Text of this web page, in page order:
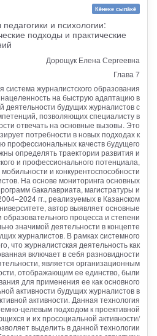
Кĕнеке сыпăкĕ
и психологии:
подходы и практические
Дорощук Елена Сергеевна
Глава 7
система журналистского образования
на быструю адаптацию в
деятельности будущих журналистов с
позволяющих специалисту в
отвечать на основные вызовы. Это
потребности в новых подходах к
профессиональных качеств будущего
определять траектории развития и
и профессионального потенциала,
и конкурентоспособности
На основе мониторинга основных
бакалавриата, магистратуры и
гг., реализуемых в Казанском
автор выявляет основные
образовательного процесса и степени
значимой деятельности в концепте
журналистов. В рамках системного
что журналистская деятельность как
включает в себя разновидности
является организационным
отображающим ее единство, были
для применения ее как основного
активности будущих журналистов в
активности. Данная технология
целевым подходом к проективной
и их просоциальной активности/
выделить в данной технологии